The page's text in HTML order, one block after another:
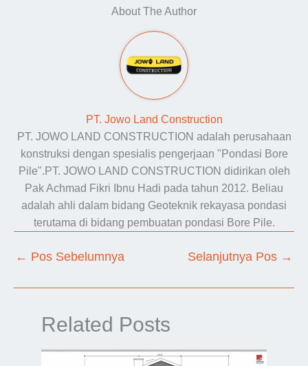
About The Author
PT. Jowo Land Construction
PT. JOWO LAND CONSTRUCTION adalah perusahaan
konstruksi dengan spesialis pengerjaan "Pondasi Bore
Pile".PT. JOWO LAND CONSTRUCTION didirikan oleh
Pak Achmad Fikri Ibnu Hadi pada tahun 2012. Beliau
adalah ahli dalam bidang Geoteknik rekayasa pondasi
terutama di bidang pembuatan pondasi Bore Pile.
← Pos Sebelumnya Selanjutnya Pos →
Related Posts